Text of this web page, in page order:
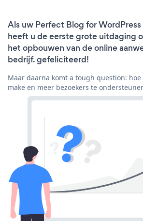
Als uw Perfect Blog for
heeft u de eerste grote uitdaging
het opbouwen van de online
bedrijf. gefeliciteerd!
Maar daarna komt a tough question:
make en meer bezoekers te